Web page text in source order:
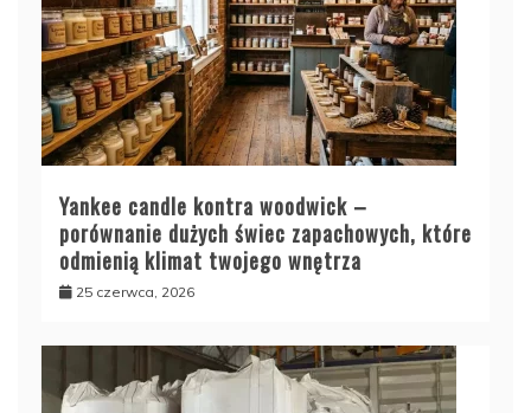
Yankee candle kontra woodwick –
porównanie dużych świec zapachowych, które
odmienią klimat twojego wnętrza
25 czerwca, 2026